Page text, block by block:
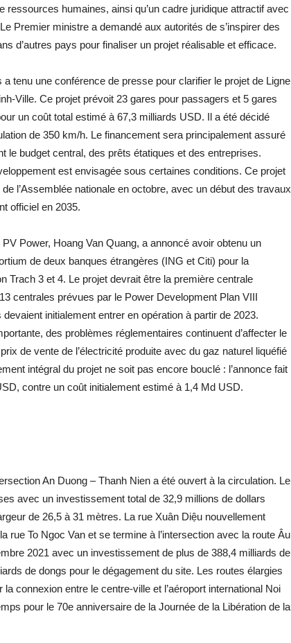
ressources humaines, ainsi qu’un cadre juridique attractif avec
Premier ministre a demandé aux autorités de s’inspirer des
d’autres pays pour finaliser un projet réalisable et efficace.
tenu une conférence de presse pour clarifier le projet de Ligne
Ville. Ce projet prévoit 23 gares pour passagers et 5 gares
un coût total estimé à 67,3 milliards USD. Il a été décidé
de 350 km/h. Le financement sera principalement assuré
le budget central, des prêts étatiques et des entreprises.
est envisagée sous certaines conditions. Ce projet
l’Assemblée nationale en octobre, avec un début des travaux
officiel en 2035.
Power, Hoang Van Quang, a annoncé avoir obtenu un
de deux banques étrangères (ING et Citi) pour la
Trach 3 et 4. Le projet devrait être la première centrale
centrales prévues par le Power Development Plan VIII
initialement entrer en opération à partir de 2023.
des problèmes réglementaires continuent d’affecter le
de vente de l’électricité produite avec du gaz naturel liquéfié
intégral du projet ne soit pas encore bouclé : l’annonce fait
contre un coût initialement estimé à 1,4 Md USD.
An Duong – Thanh Nien a été ouvert à la circulation. Le
avec un investissement total de 32,9 millions de dollars
de 26,5 à 31 mètres. La rue Xuân Diệu nouvellement
rue To Ngoc Van et se termine à l’intersection avec la route Âu
2021 avec un investissement de plus de 388,4 milliards de
de dongs pour le dégagement du site. Les routes élargies
connexion entre le centre-ville et l’aéroport international Noi
pour le 70e anniversaire de la Journée de la Libération de la